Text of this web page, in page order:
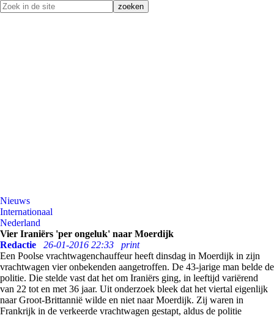
Nieuws
Internationaal
Nederland
Vier Iraniërs 'per ongeluk' naar Moerdijk
Redactie
26-01-2016 22:33
print
Een Poolse vrachtwagenchauffeur heeft dinsdag in Moerdijk in zijn
vrachtwagen vier onbekenden aangetroffen. De 43-jarige man belde de
politie. Die stelde vast dat het om Iraniërs ging, in leeftijd variërend
van 22 tot en met 36 jaar. Uit onderzoek bleek dat het viertal eigenlijk
naar Groot-Brittannië wilde en niet naar Moerdijk. Zij waren in
Frankrijk in de verkeerde vrachtwagen gestapt, aldus de politie